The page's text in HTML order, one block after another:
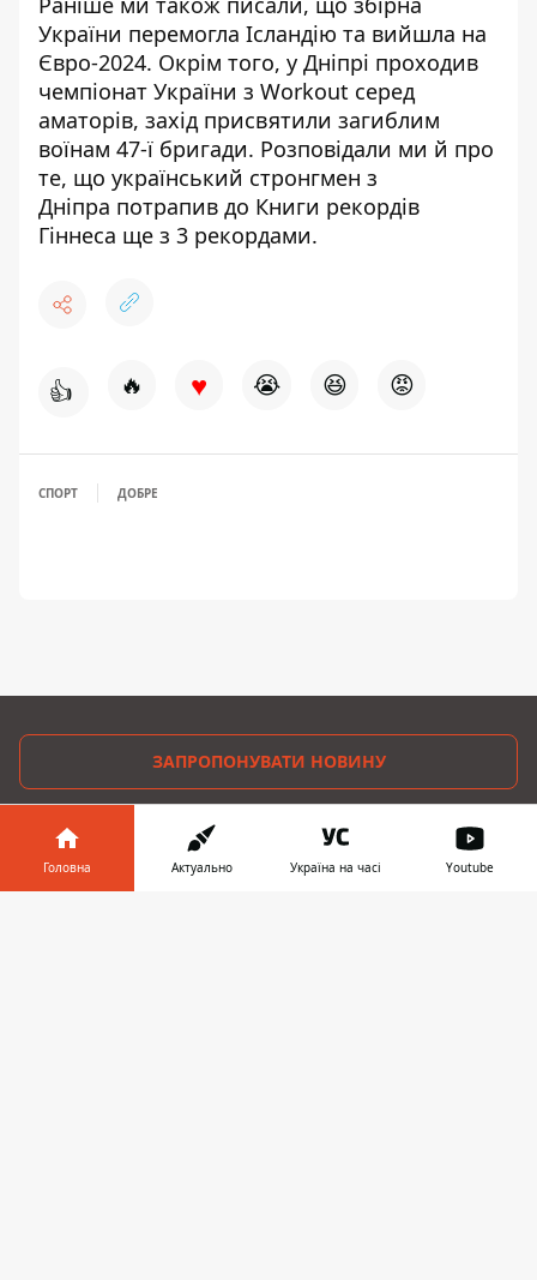
України перемогла Ісландію та вийшла на
Євро-2024. Окрім того, у Дніпрі проходив
чемпіонат України з Workout серед
аматорів, захід присвятили загиблим
воїнам 47-ї бригади. Розповідали ми й про
те, що український стронгмен з
Дніпра потрапив до Книги рекордів
Гіннеса ще з 3 рекордами.
👍 🔥 ♥ 😭 😆 😡
СПОРТ ДОБРЕ
ЗАПРОПОНУВАТИ НОВИНУ
Дніпро
Головна Актуально Україна на часі Youtube